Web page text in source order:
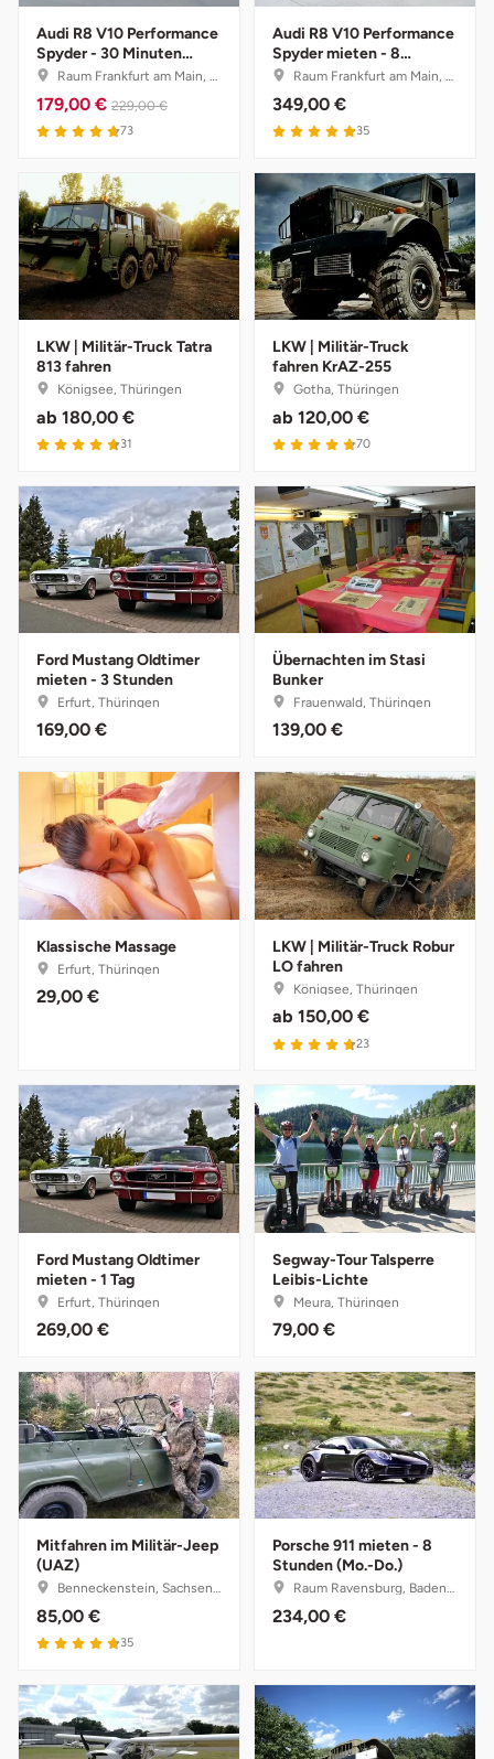
Audi R8 V10 Performance
Spyder - 30 Minuten
selber fahren mit
Instruktor
Raum Frankfurt am Main, Hessen
179,00 € 229,00 €
73
Audi R8 V10 Performance
Spyder mieten - 8
Stunden (Mo.-Do.)
Raum Frankfurt am Main, Hessen
349,00 €
35
LKW | Militär-Truck Tatra
813 fahren
Königsee, Thüringen
ab 180,00 €
31
LKW | Militär-Truck
fahren KrAZ-255
Gotha, Thüringen
ab 120,00 €
70
Ford Mustang Oldtimer
mieten - 3 Stunden
Erfurt, Thüringen
169,00 €
Übernachten im Stasi
Bunker
Frauenwald, Thüringen
139,00 €
Klassische Massage
Erfurt, Thüringen
29,00 €
LKW | Militär-Truck Robur
LO fahren
Königsee, Thüringen
ab 150,00 €
23
Ford Mustang Oldtimer
mieten - 1 Tag
Erfurt, Thüringen
269,00 €
Segway-Tour Talsperre
Leibis-Lichte
Meura, Thüringen
79,00 €
Mitfahren im Militär-Jeep
(UAZ)
Benneckenstein, Sachsen-Anhalt
85,00 €
35
Porsche 911 mieten - 8
Stunden (Mo.-Do.)
Raum Ravensburg, Baden-Württemberg
234,00 €
München
Münster
Nagold
Neckarsulm
Nesselwang
Neumünster
Nidda
Nordwestmecklenburg
Nürnberg
Oberhavel
Odenwald
Oder-Spree
Oldenburg
Osnabrück
Ostholstein
Ostprignitz-Ruppin
Oy-Mittelberg
Passau
Pirna
Plön
Potsdam
Potsdam-Mittelmark
Regensburg
Rendsburg Eckernförde
Rheine
Rodgau
Rostock
Rottweil
Rügen